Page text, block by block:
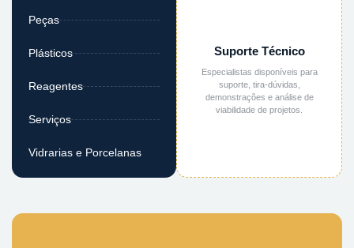
Peças
Plásticos
Reagentes
Serviços
Vidrarias e Porcelanas
Suporte Técnico
Especialistas disponíveis para
suporte, tira-dúvidas,
demonstrações e análise de
viabilidade de projetos.